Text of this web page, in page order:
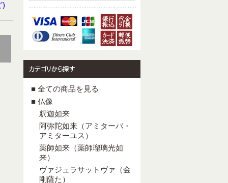
)
■ 全ての商品を見る
■ 仏像
釈迦如来
阿弥陀如来（アミターバ・
アミターユス）
薬師如来（薬師瑠璃光如
来）
ヴァジュラサットヴァ（金
剛薩た）